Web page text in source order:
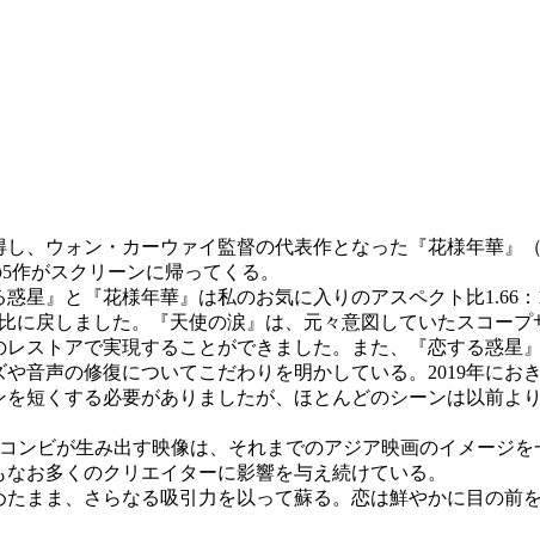
、ウォン・カーウァイ監督の代表作となった『花様年華』
がスクリーンに帰ってくる。
星』と『花様年華』は私のお気に入りのアスペクト比1.66
に戻しました。『天使の涙』は、元々意図していたスコー
ストアで実現することができました。また、『恋する惑星
音声の修復についてこだわりを明かしている。2019年にお
短くする必要がありましたが、ほとんどのシーンは以前よ
ンビが生み出す映像は、それまでのアジア映画のイメージ
お多くのクリエイターに影響を与え続けている。
まま、さらなる吸引力を以って蘇る。恋は鮮やかに目の前